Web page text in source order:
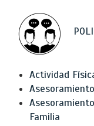
Actividad
Familia